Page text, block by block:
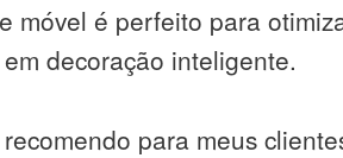
móvel é perfeito para
decoração inteligente.
para meus